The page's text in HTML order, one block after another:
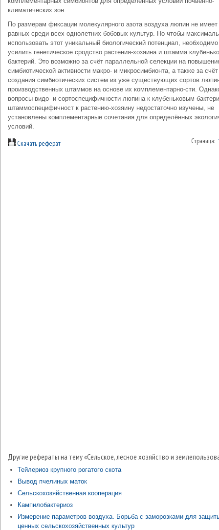
климатических зон.
По размерам фиксации молекулярного азота воздуха люпин не имеет
равных среди всех однолетних бобовых культур. Но чтобы
использовать этот уникальный биологический потенциал, необходимо
усилить генетическое сродство растения-хозяина и штамма
бактерий. Это возможно за счёт параллельной селекции на
симбиотической активности макро- и микросимбионта, а также за счёт
создания симбиотических систем из уже существующих сортов
производственных штаммов на основе их комплементарно-сти.
вопросы видо- и сортоспецифичности люпина к клубеньковым
штаммоспецифичност к растению-хозяину недостаточно изучены, не
установлены комплементарные сочетания для определённых
условий.
Скачать реферат Страница:
Другие рефераты на тему «Сельское, лесное хозяйство и
Тейлериоз крупного рогатого скота
Вывод пчелиных маток
Сельскохозяйственная кооперация
Кампилобактериоз
Измерение параметров воздуха. Борьба с заморозками для
ценных сельскохозяйственных культур